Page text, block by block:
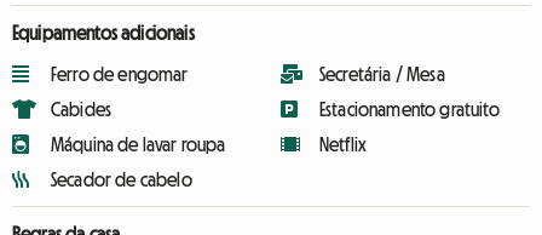
Equipamentos adicionais
Ferro de engomar
Cabides
Máquina de lavar roupa
Secador de cabelo
Secretária / Mesa
Estacionamento gratuito
Netflix